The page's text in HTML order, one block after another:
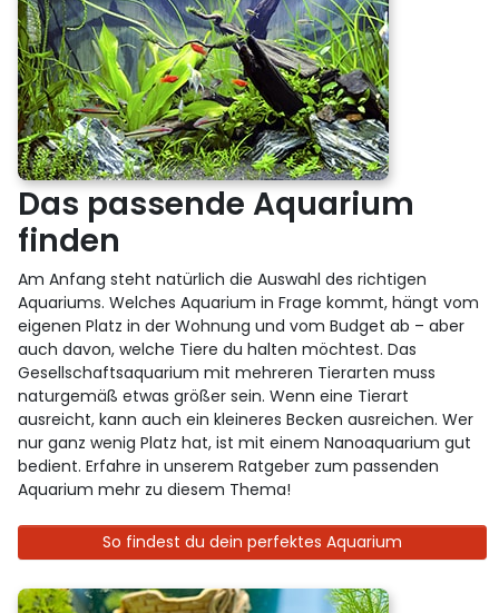
Das passende Aquarium
finden
Am Anfang steht natürlich die Auswahl des richtigen
Aquariums. Welches Aquarium in Frage kommt, hängt vom
eigenen Platz in der Wohnung und vom Budget ab – aber
auch davon, welche Tiere du halten möchtest. Das
Gesellschaftsaquarium mit mehreren Tierarten muss
naturgemäß etwas größer sein. Wenn eine Tierart
ausreicht, kann auch ein kleineres Becken ausreichen. Wer
nur ganz wenig Platz hat, ist mit einem Nanoaquarium gut
bedient. Erfahre in unserem Ratgeber zum passenden
Aquarium mehr zu diesem Thema!
So findest du dein perfektes Aquarium